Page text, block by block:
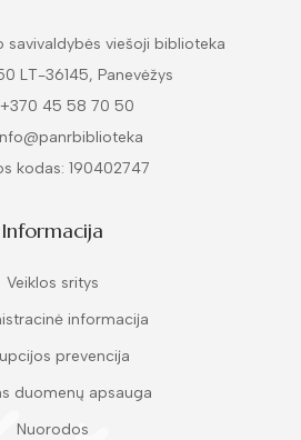
savivaldybės viešoji biblioteka
LT-36145, Panevėžys
45 58 70 50
kodas: 190402747
Informacija
Veiklos sritys
informacija
prevencija
duomenų apsauga
Nuorodos